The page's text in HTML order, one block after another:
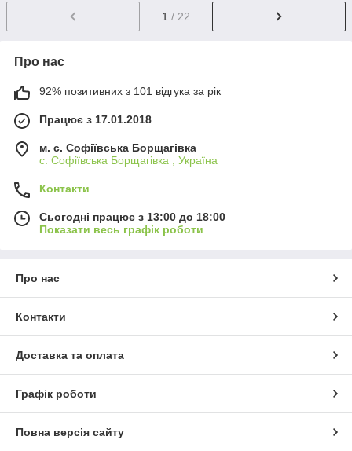
1 / 22
Про нас
92% позитивних з 101 відгука за рік
Працює з 17.01.2018
м. c. Софіївська Борщагівка
c. Софіївська Борщагівка , Україна
Контакти
Сьогодні працює з 13:00 до 18:00
Показати весь графік роботи
Про нас
Контакти
Доставка та оплата
Графік роботи
Повна версія сайту